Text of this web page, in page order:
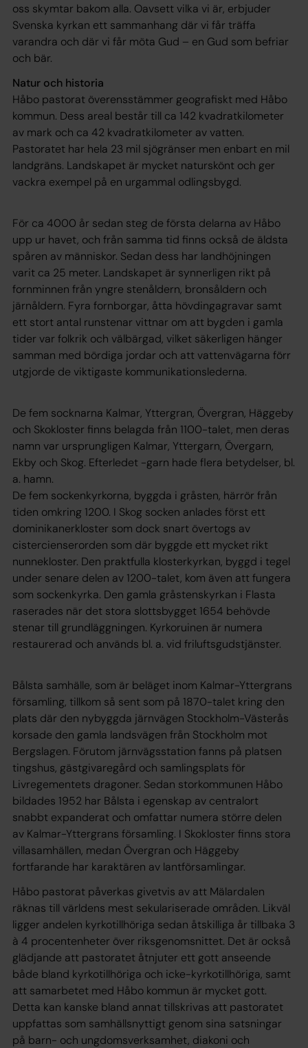
oss skymtar bakom alla. Oavsett vilka vi är, erbjuder
Svenska kyrkan ett sammanhang där vi får träffa
varandra och där vi får möta Gud – en Gud som befriar
och bär.
Natur och historia
Håbo pastorat överensstämmer geografiskt med Håbo
kommun. Dess areal består till ca 142 kvadratkilometer
av mark och ca 42 kvadratkilometer av vatten.
Pastoratet har hela 23 mil sjögränser men enbart en mil
landgräns. Landskapet är mycket naturskönt och ger
vackra exempel på en urgammal odlingsbygd.
För ca 4000 år sedan steg de första delarna av Håbo
upp ur havet, och från samma tid finns också de äldsta
spåren av människor. Sedan dess har landhöjningen
varit ca 25 meter. Landskapet är synnerligen rikt på
fornminnen från yngre stenåldern, bronsåldern och
järnåldern. Fyra fornborgar, åtta hövdingagravar samt
ett stort antal runstenar vittnar om att bygden i gamla
tider var folkrik och välbärgad, vilket säkerligen hänger
samman med bördiga jordar och att vattenvägarna förr
utgjorde de viktigaste kommunikationslederna.
De fem socknarna Kalmar, Yttergran, Övergran, Häggeby
och Skokloster finns belagda från 1100-talet, men deras
namn var ursprungligen Kalmar, Yttergarn, Övergarn,
Ekby och Skog. Efterledet -garn hade flera betydelser, bl.
a. hamn.
De fem sockenkyrkorna, byggda i gråsten, härrör från
tiden omkring 1200. I Skog socken anlades först ett
dominikanerkloster som dock snart övertogs av
cistercienserorden som där byggde ett mycket rikt
nunnekloster. Den praktfulla klosterkyrkan, byggd i tegel
under senare delen av 1200-talet, kom även att fungera
som sockenkyrka. Den gamla gråstenskyrkan i Flasta
raserades när det stora slottsbygget 1654 behövde
stenar till grundläggningen. Kyrkoruinen är numera
restaurerad och används bl. a. vid friluftsgudstjänster.
Bålsta samhälle, som är beläget inom Kalmar-Yttergrans
församling, tillkom så sent som på 1870-talet kring den
plats där den nybyggda järnvägen Stockholm-Västerås
korsade den gamla landsvägen från Stockholm mot
Bergslagen. Förutom järnvägsstation fanns på platsen
tingshus, gästgivaregård och samlingsplats för
Livregementets dragoner. Sedan storkommunen Håbo
bildades 1952 har Bålsta i egenskap av centralort
snabbt expanderat och omfattar numera större delen
av Kalmar-Yttergrans församling. I Skokloster finns stora
villasamhällen, medan Övergran och Häggeby
fortfarande har karaktären av lantförsamlingar.
Håbo pastorat påverkas givetvis av att Mälardalen
räknas till världens mest sekulariserade områden. Likväl
ligger andelen kyrkotillhöriga sedan åtskilliga år tillbaka 3
à 4 procentenheter över riksgenomsnittet. Det är också
glädjande att pastoratet åtnjuter ett gott anseende
både bland kyrkotillhöriga och icke-kyrkotillhöriga, samt
att samarbetet med Håbo kommun är mycket gott.
Detta kan kanske bland annat tillskrivas att pastoratet
uppfattas som samhällsnyttigt genom sina satsningar
på barn- och ungdomsverksamhet, diakoni och